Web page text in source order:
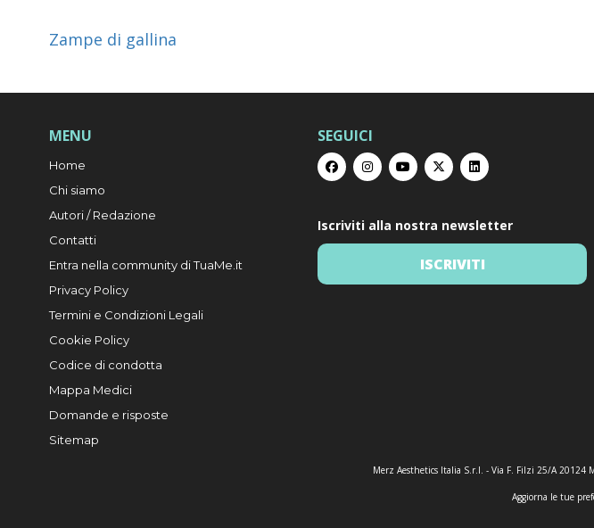
Zampe di gallina
MENU
Home
Chi siamo
Autori / Redazione
Contatti
Entra nella community di TuaMe.it
Privacy Policy
Termini e Condizioni Legali
Cookie Policy
Codice di condotta
Mappa Medici
Domande e risposte
Sitemap
SEGUICI
Iscriviti alla nostra newsletter
ISCRIVITI
Merz Aesthetics Italia S.r.l. - Via F. Filzi 25/A 20124
Aggiorna le tue